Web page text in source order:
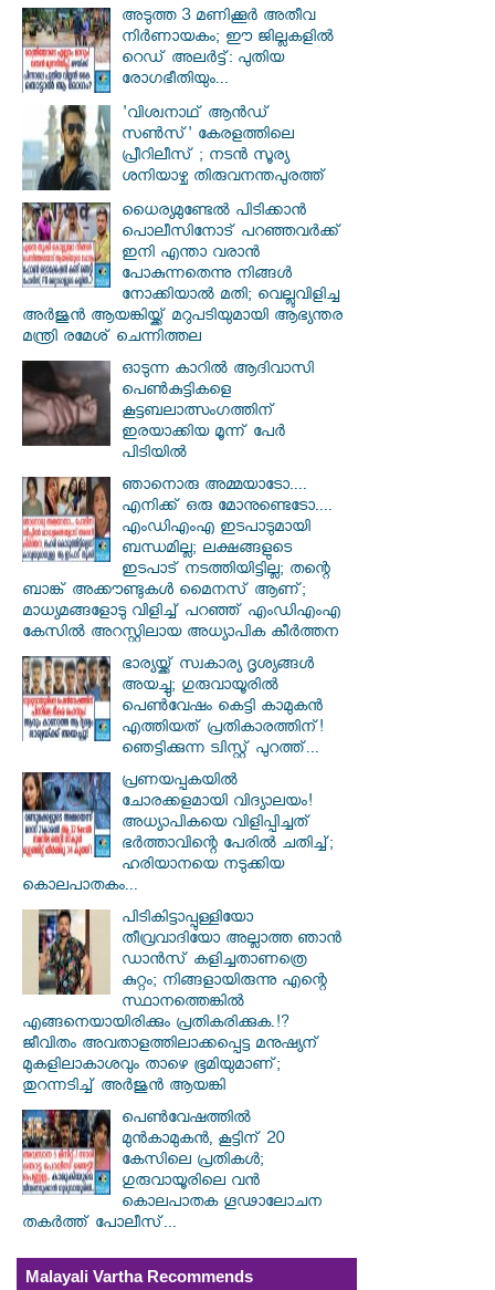
അടുത്ത 3 മണിക്കൂർ അതീവ
നിർണായകം; ഈ ജില്ലകളിൽ
റെഡ് അലർട്ട്: പുതിയ
രോഗഭീതിയും...
'വിശ്വനാഥ് ആന്‍ഡ്
സണ്‍സ്' കേരളത്തിലെ
പ്രീറിലീസ് ; നടന്‍ സൂര്യ
ശനിയാഴ്ച തിരുവനന്തപുരത്ത്
ധൈര്യമുണ്ടേൽ പിടിക്കാൻ
പൊലീസിനോട് പറഞ്ഞവർക്ക്
ഇനി എന്താ വരാൻ
പോകുന്നതെന്നു നിങ്ങൾ
നോക്കിയാൽ മതി; വെല്ലുവിളിച്ച
അർജുൻ ആയങ്കിയ്ക്ക് മറുപടിയുമായി ആഭ്യന്തര
മന്ത്രി രമേശ് ചെന്നിത്തല
ഓടുന്ന കാറില്‍ ആദിവാസി
പെണ്‍കുട്ടികളെ
കൂട്ടബലാത്സംഗത്തിന്
ഇരയാക്കിയ മൂന്ന് പേര്‍
പിടിയില്‍
ഞാനൊരു അമ്മയാടോ....
എനിക്ക് ഒരു മോനുണ്ടെടോ....
എംഡിഎംഎ ഇടപാടുമായി
ബന്ധമില്ല; ലക്ഷങ്ങളുടെ
ഇടപാട് നടത്തിയിട്ടില്ല; തന്റെ
ബാങ്ക് അക്കൗണ്ടുകൾ മൈനസ് ആണ്;
മാധ്യമങ്ങളോടു വിളിച്ച് പറഞ്ഞ് എംഡിഎംഎ
കേസിൽ അറസ്റ്റിലായ അധ്യാപിക കീർത്തന
ഭാര്യയ്ക്ക് സ്വകാര്യ ദൃശ്യങ്ങൾ
അയച്ചു; ഗുരുവായൂരിൽ
പെൺവേഷം കെട്ടി കാമുകൻ
എത്തിയത് പ്രതികാരത്തിന്!
ഞെട്ടിക്കുന്ന ട്വിസ്റ്റ് പുറത്ത്...
പ്രണയപ്പകയിൽ
ചോരക്കളമായി വിദ്യാലയം!
അധ്യാപികയെ വിളിപ്പിച്ചത്
ഭർത്താവിന്റെ പേരിൽ ചതിച്ച്;
ഹരിയാനയെ നടുക്കിയ
കൊലപാതകം...
പിടികിട്ടാപ്പുള്ളിയോ
തീവ്രവാദിയോ അല്ലാത്ത ഞാൻ
ഡാൻസ് കളിച്ചതാണത്രെ
കുറ്റം; നിങ്ങളായിരുന്നു എന്റെ
സ്ഥാനത്തെങ്കിൽ
എങ്ങനെയായിരിക്കും പ്രതികരിക്കുക.!?
ജീവിതം അവതാളത്തിലാക്കപ്പെട്ട മനുഷ്യന്
മുകളിലാകാശവും താഴെ ഭൂമിയുമാണ്;
തുറന്നടിച്ച് അർജുൻ ആയങ്കി
പെൺവേഷത്തിൽ
മുൻകാമുകൻ, കൂട്ടിന് 20
കേസിലെ പ്രതികൾ;
ഗുരുവായൂരിലെ വൻ
കൊലപാതക ഗൂഢാലോചന
തകർത്ത് പോലീസ്...
Malayali Vartha Recommends